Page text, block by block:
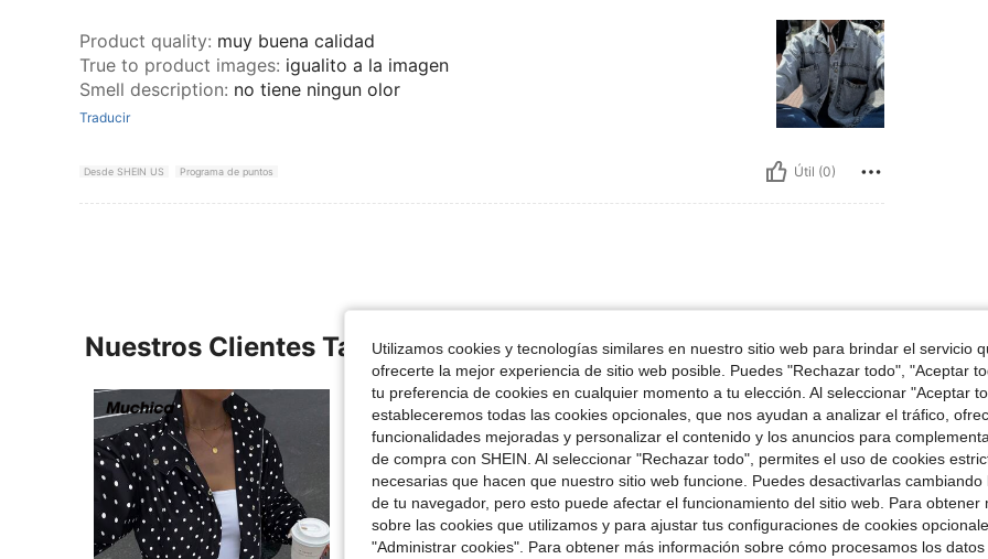
Product quality: muy buena calidad
True to product images: igualito a la imagen
Smell description: no tiene ningun olor
Traducir
Desde SHEIN US Programa de puntos Útil (0)
Nuestros Clientes También VieronUtilizamos cookies y tecnologías similares en nuestro sitio web para brindar el servicio
ofrecerte la mejor experiencia de sitio web posible. Puedes "Rechazar todo", "Aceptar
tu preferencia de cookies en cualquier momento a tu elección. Al seleccionar "Aceptar
estableceremos todas las cookies opcionales, que nos ayudan a analizar el tráfico,
funcionalidades mejoradas y personalizar el contenido y los anuncios para
de compra con SHEIN. Al seleccionar "Rechazar todo", permites el uso de cookies
necesarias que hacen que nuestro sitio web funcione. Puedes desactivarlas cambiando
de tu navegador, pero esto puede afectar el funcionamiento del sitio web. Para obtener
sobre las cookies que utilizamos y para ajustar tus configuraciones de cookies
"Administrar cookies". Para obtener más información sobre cómo procesamos los datos